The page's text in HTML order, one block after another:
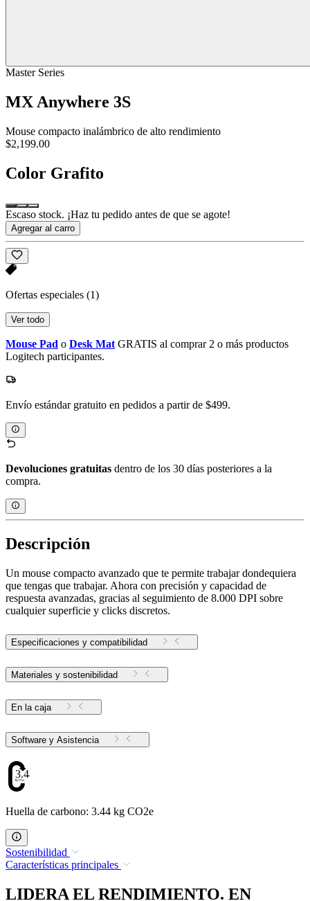
Master Series
MX Anywhere 3S
Mouse compacto inalámbrico de alto rendimiento
$2,199.00
Color Grafito
Escaso stock. ¡Haz tu pedido antes de que se agote!
Agregar al carro
Ofertas especiales (1)
Ver todo
Mouse Pad o Desk Mat GRATIS al comprar 2 o más productos
Logitech participantes.
Envío estándar gratuito en pedidos a partir de $499.
Devoluciones gratuitas dentro de los 30 días posteriores a la
compra.
Descripción
Un mouse compacto avanzado que te permite trabajar dondequiera
que tengas que trabajar. Ahora con precisión y capacidad de
respuesta avanzadas, gracias al seguimiento de 8.000 DPI sobre
cualquier superficie y clicks discretos.
Especificaciones y compatibilidad
Materiales y sostenibilidad
En la caja
Software y Asistencia
3.44
Huella de carbono: 3.44 kg CO2e
Sostenibilidad
Características principales
LIDERA EL RENDIMIENTO. EN